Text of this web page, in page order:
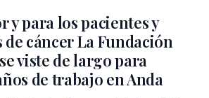
y para los pacientes y
cáncer La Fundación
viste de largo para
de trabajo en Anda